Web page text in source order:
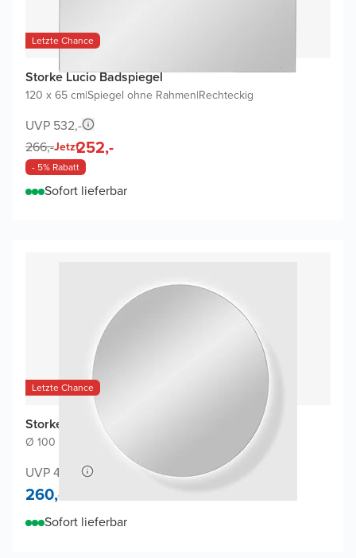
Letzte Chance
Storke Lucio Badspiegel
120 x 65 cm|Spiegel ohne Rahmen|Rechteckig
UVP 532,-
266,-Jetzt252,-
- 5% Rabatt
Sofort lieferbar
Letzte Chance
Storke Disc Badspiegel
Ø 100 cm Spiegel ohne Rahmen
UVP 475,-
260,-
Sofort lieferbar